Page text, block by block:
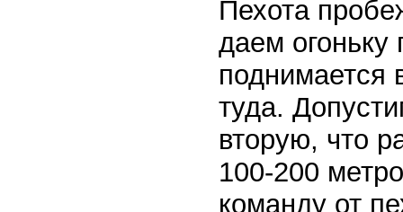
Пехота
даем
поднимается
туда.
вторую, что
100-200
команду от